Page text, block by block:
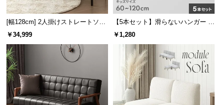
返
品・
キ
セ
ル
に
[幅128cm] 2人掛けストレートソフ
ァ シープボアタイプ
￥34,999
【5本セット】滑らないハンガー キ
ッズサイズ バー付き 固定フック
￥1,280